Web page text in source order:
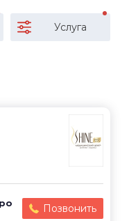
Услуга
Позвонить